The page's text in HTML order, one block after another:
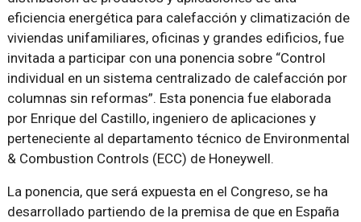
eficiencia energética para calefacción y climatización de
viviendas unifamiliares, oficinas y grandes edificios, fue
invitada a participar con una ponencia sobre “Control
individual en un sistema centralizado de calefacción por
columnas sin reformas”. Esta ponencia fue elaborada
por Enrique del Castillo, ingeniero de aplicaciones y
perteneciente al departamento técnico de Environmental
& Combustion Controls (ECC) de Honeywell.
La ponencia, que será expuesta en el Congreso, se ha
desarrollado partiendo de la premisa de que en España